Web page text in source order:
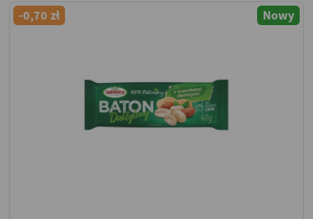
Nowy
-0,70 zł